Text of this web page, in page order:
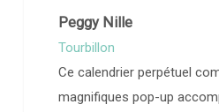
Peggy Nille
Tourbillon
Ce calendrier perpétuel
magnifiques pop-up